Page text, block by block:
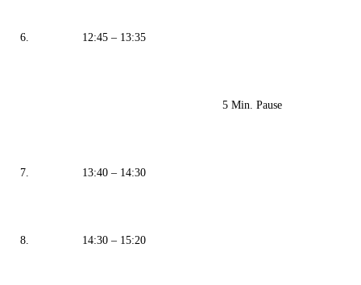
6. 12:45 – 13:35
5 Min. Pause
7. 13:40 – 14:30
8. 14:30 – 15:20